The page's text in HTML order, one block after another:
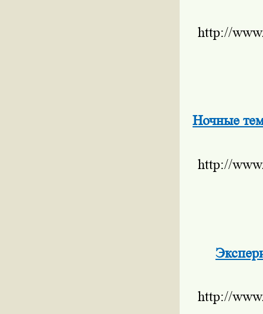
http://
Ночные
http://
http://